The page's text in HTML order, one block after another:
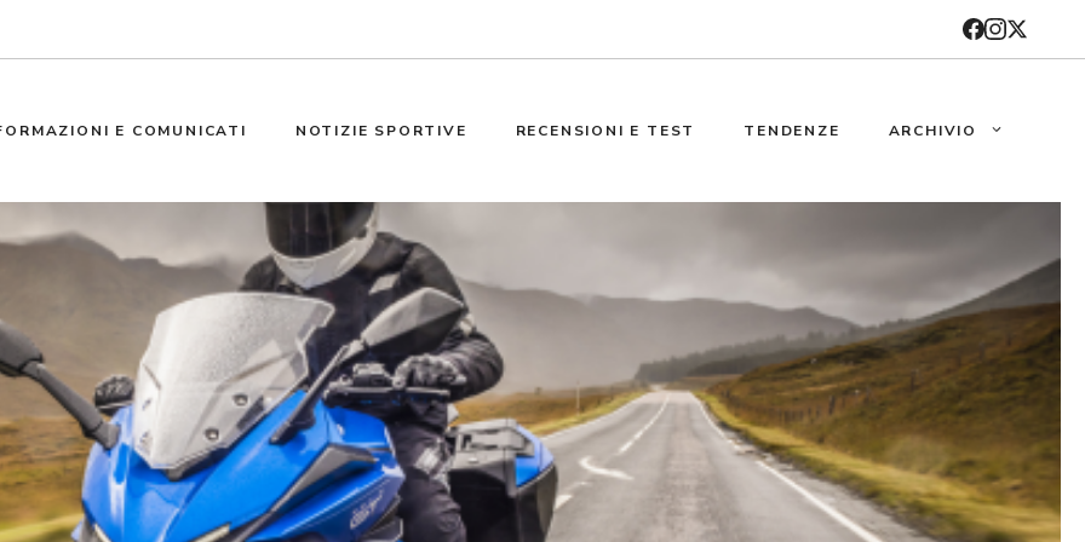
E COMUNICATI NOTIZIE SPORTIVE RECENSIONI E TEST TENDENZE ARCHIVIO